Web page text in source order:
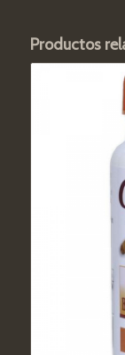
Productos